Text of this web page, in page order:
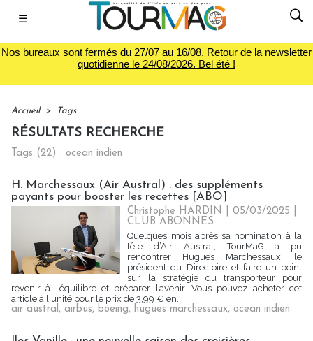
☰
Nos bureaux sont fermés du 27/07 au 16/08. Retour de la newsletter
quotidienne le 24/08/2026. Bel été !
Accueil > Tags
RÉSULTATS RECHERCHE
Tags (22) : ocean indien
H. Marchessaux (Air Austral) : des suppléments
payants pour booster les recettes [ABO]
Christophe HARDIN | 05/03/2025
CLUB ABONNES
Quelques mois après sa nomination à la
tête d’Air Austral, TourMaG a pu
rencontrer Hugues Marchessaux, le
président du Directoire et faire un point
sur la stratégie du transporteur pour
revenir à l’équilibre et préparer l’avenir. Vous pouvez acheter cet
article à l'unité pour le prix de 3,99 € en...
air austral, airbus, boeing, hugues marchessaux, ocean indien